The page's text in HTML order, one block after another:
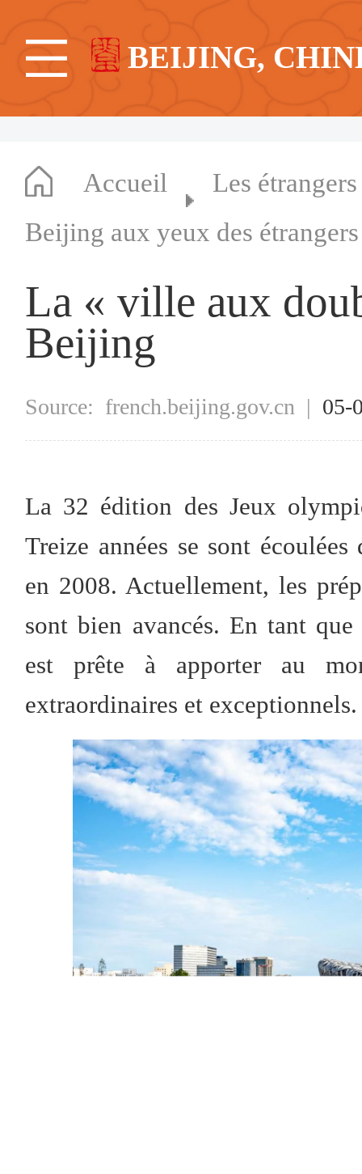
BEIJING,
Accueil
Les
Beijing aux yeux des étrangers
La « ville aux
Beijing
Source: french.beijing.gov.cn | 05-
La 32 édition des Jeux
Treize années se sont
en 2008. Actuellement, les
sont bien avancés. En tant
est prête à apporter au
extraordinaires et exceptionnels.